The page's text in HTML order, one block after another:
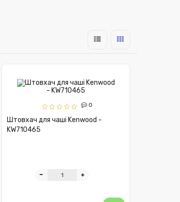
0
Штовхач для чаші Kenwood -
KW710465